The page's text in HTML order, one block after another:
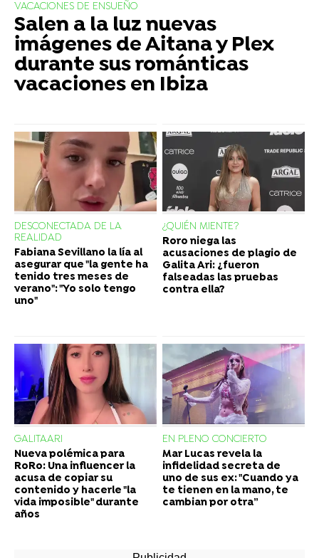
VACACIONES DE ENSUEÑO
Salen a la luz nuevas
imágenes de Aitana y Plex
durante sus románticas
vacaciones en Ibiza
DESCONECTADA DE LA
REALIDAD
Fabiana Sevillano la lía al
asegurar que "la gente ha
tenido tres meses de
verano": "Yo solo tengo
uno"
¿QUIÉN MIENTE?
Roro niega las
acusaciones de plagio de
Galita Ari: ¿fueron
falseadas las pruebas
contra ella?
GALITAARI
Nueva polémica para
RoRo: Una influencer la
acusa de copiar su
contenido y hacerle "la
vida imposible" durante
años
EN PLENO CONCIERTO
Mar Lucas revela la
infidelidad secreta de
uno de sus ex: "Cuando ya
te tienen en la mano, te
cambian por otra”